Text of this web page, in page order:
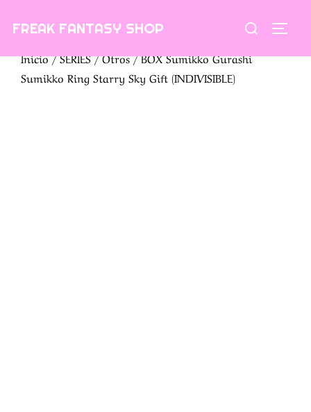
FREAK FANTASY SHOP Buscar:
Inicio/SERIES/Otros/ BOX Sumikko Gurashi
Sumikko Ring Starry Sky Gift (INDIVISIBLE)